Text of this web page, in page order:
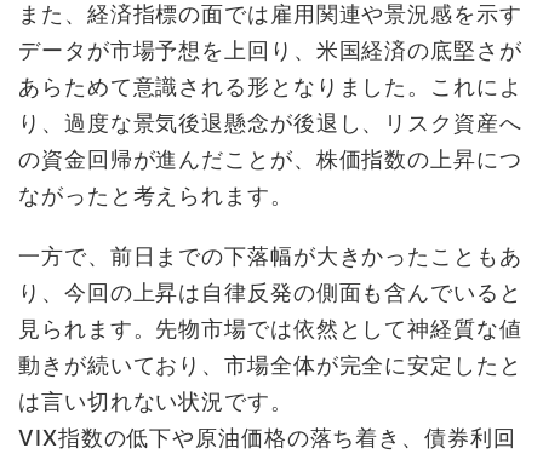
また、経済指標の面では雇用関連や景況感を示す
データが市場予想を上回り、米国経済の底堅さが
あらためて意識される形となりました。これによ
り、過度な景気後退懸念が後退し、リスク資産へ
の資金回帰が進んだことが、株価指数の上昇につ
ながったと考えられます。
一方で、前日までの下落幅が大きかったこともあ
り、今回の上昇は自律反発の側面も含んでいると
見られます。先物市場では依然として神経質な値
動きが続いており、市場全体が完全に安定したと
は言い切れない状況です。
VIX指数の低下や原油価格の落ち着き、債券利回